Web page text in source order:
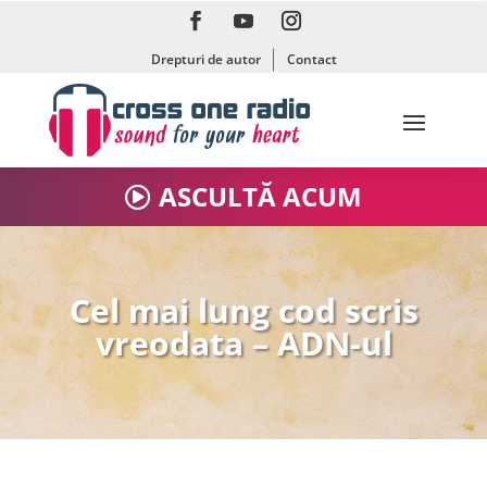
Drepturi de autor Contact
ASCULTĂ ACUM
Cel mai lung cod scris
vreodata – ADN-ul